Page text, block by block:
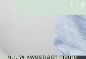
ostateczna. Bez
ma prawo dochodzić
4. Postanowienia
4.1. W kwestiach